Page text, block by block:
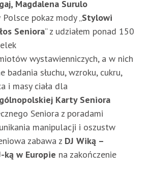
Magdalena Surulo
pokaz mody „ Stylowi
Seniora” z udziałem ponad 150
wystawienniczych, a w nich
badania słuchu, wzroku, cukru,
i masy ciała dla
Karty Seniora
Seniora z poradami
manipulacji i oszustw
zabawa z DJ Wiką –
ką w Europie na zakończenie